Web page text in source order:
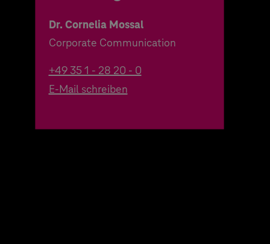
Dr. Cornelia Mossal
Corporate Communication
+49 35 1 - 28 20 - 0
E-Mail schreiben